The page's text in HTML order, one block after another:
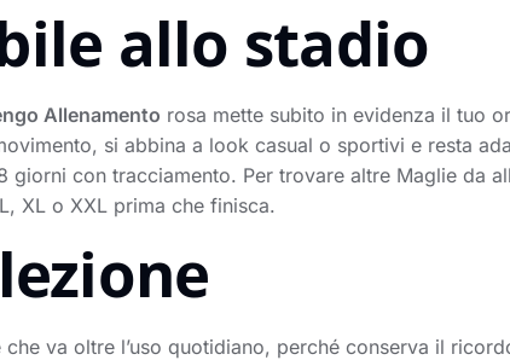
allo stadio
Allenamento rosa mette subito in evidenza il tuo
si abbina a look casual o sportivi e resta
giorni con tracciamento. Per trovare altre Maglie da
XL o XXL prima che finisca.
va oltre l’uso quotidiano, perché conserva il